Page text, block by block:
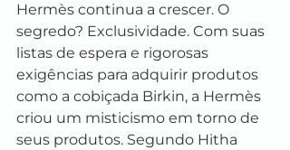
Hermès continua a crescer. O
segredo? Exclusividade. Com suas
listas de espera e rigorosas
exigências para adquirir produtos
como a cobiçada Birkin, a Hermès
criou um misticismo em torno de
seus produtos. Segundo Hitha